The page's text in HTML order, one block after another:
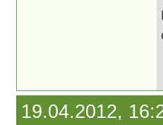
19.04.2012,